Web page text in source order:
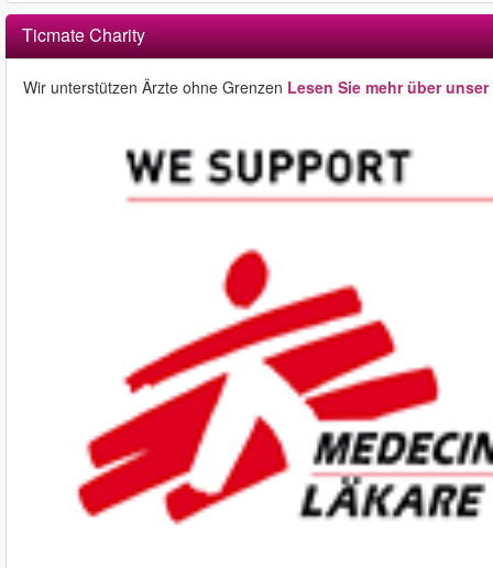
Ticmate Charity
Wir unterstützen Ärzte ohne Grenzen Lesen Sie mehr über